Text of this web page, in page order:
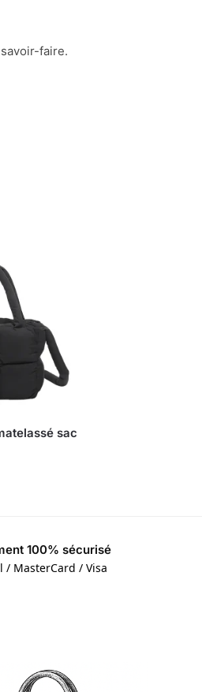
faire.
sac
100% sécurisé
/ MasterCard / Visa